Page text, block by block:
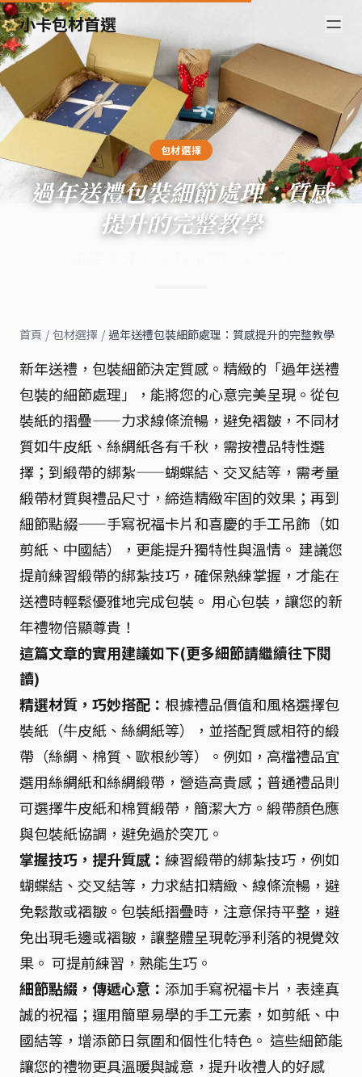
小卡包材首選
包材選擇
過年送禮包裝細節處理：質感
提升的完整教學
首頁 / 包材選擇 / 過年送禮包裝細節處理：質感提升的完整教學
新年送禮，包裝細節決定質感。精緻的「過年送禮
包裝的細節處理」，能將您的心意完美呈現。從包
裝紙的摺疊——力求線條流暢，避免褶皺，不同材
質如牛皮紙、絲綢紙各有千秋，需按禮品特性選
擇；到緞帶的綁紮——蝴蝶結、交叉結等，需考量
緞帶材質與禮品尺寸，締造精緻牢固的效果；再到
細節點綴——手寫祝福卡片和喜慶的手工吊飾（如
剪紙、中國結），更能提升獨特性與溫情。 建議您
提前練習緞帶的綁紮技巧，確保熟練掌握，才能在
送禮時輕鬆優雅地完成包裝。 用心包裝，讓您的新
年禮物倍顯尊貴！
這篇文章的實用建議如下(更多細節請繼續往下閱
讀)
精選材質，巧妙搭配： 根據禮品價值和風格選擇包
裝紙（牛皮紙、絲綢紙等），並搭配質感相符的緞
帶（絲綢、棉質、歐根紗等）。例如，高檔禮品宜
選用絲綢紙和絲綢緞帶，營造高貴感；普通禮品則
可選擇牛皮紙和棉質緞帶，簡潔大方。緞帶顏色應
與包裝紙協調，避免過於突兀。
掌握技巧，提升質感： 練習緞帶的綁紮技巧，例如
蝴蝶結、交叉結等，力求結扣精緻、線條流暢，避
免鬆散或褶皺。包裝紙摺疊時，注意保持平整，避
免出現毛邊或褶皺，讓整體呈現乾淨利落的視覺效
果。 可提前練習，熟能生巧。
細節點綴，傳遞心意： 添加手寫祝福卡片，表達真
誠的祝福；運用簡單易學的手工元素，如剪紙、中
國結等，增添節日氛圍和個性化特色。 這些細節能
讓您的禮物更具溫暖與誠意，提升收禮人的好感